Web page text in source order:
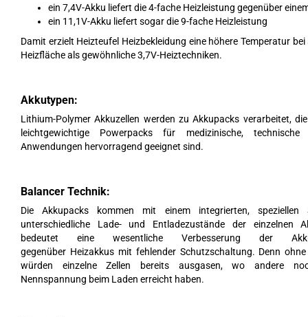
ein 7,4V-Akku liefert die 4-fache Heizleistung gegenüber
ein 11,1V-Akku liefert sogar die 9-fache Heizleistung
Damit erzielt Heizteufel Heizbekleidung eine höhere Temperatur
Heizfläche als gewöhnliche 3,7V-Heiztechniken.
Akkutypen:
Lithium-Polymer Akkuzellen werden zu Akkupacks verarbeitet,
leichtgewichtige Powerpacks für medizinische,
Anwendungen hervorragend geeignet sind.
Balancer Technik:
Die Akkupacks kommen mit einem integrierten, speziellen
unterschiedliche Lade- und Entladezustände der einzelnen
bedeutet eine wesentliche Verbesserung der Akku-
gegenüber Heizakkus mit fehlender Schutzschaltung. Denn
würden einzelne Zellen bereits ausgasen, wo andere
Nennspannung beim Laden erreicht haben.